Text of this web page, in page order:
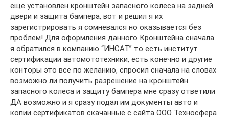
еще установлен кронштейн запасного колеса на задней
двери и защита бампера, вот и решил я их
зарегистрировать я сомневался но оказывается без
проблем! Для оформления данного Кронштейна сначала
я обратился в компанию “ИНСАТ” то есть институт
сертификации автомототехники, есть конечно и другие
конторы это все по желанию, спросил сначала на словах
возможно ли получить разрешение на кронштейн
запасного колеса и защиту бампера мне сразу ответили
ДА возможно и я сразу подал им документы авто и
копии сертификатов скачанные с сайта ООО Техносфера